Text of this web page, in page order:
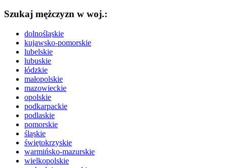
Szukaj mężczyzn w woj.:
dolnośląskie
kujawsko-pomorskie
lubelskie
lubuskie
łódzkie
małopolskie
mazowieckie
opolskie
podkarpackie
podlaskie
pomorskie
śląskie
świętokrzyskie
warmińsko-mazurskie
wielkopolskie